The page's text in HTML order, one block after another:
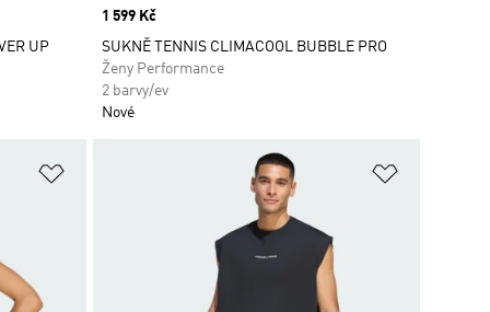
UP
Price
1 599 Kč
SUKNĚ TENNIS CLIMACOOL BUBBLE PRO
Ženy Performance
2 barvy/ev
Nové
Přidat do seznamu přání